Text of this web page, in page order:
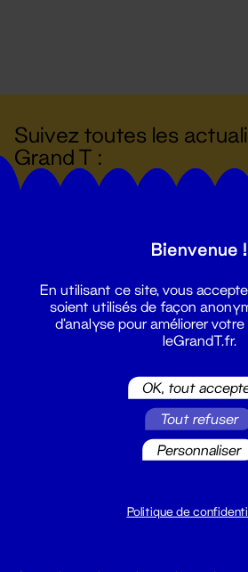
Suivez toutes les
Grand T :
billetterie@leGrandT.fr
Du lundi au vendredi 14h → 18h
Bienvenue !
En utilisant ce site, vous
soient utilisés de façon
d'analyse pour améliorer
leGrandT.fr.
OK, tout
Tout refuser
Personnaliser
Politique de